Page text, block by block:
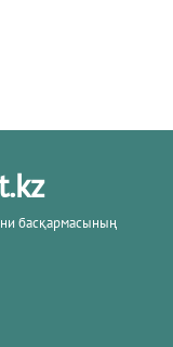
басқармасының